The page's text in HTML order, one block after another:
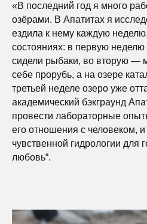
«В последний год я много
озёрами. В Апатитах я
ездила к нему каждую
состояниях: в первую неделю
сидели рыбаки, во вторую —
себе прорубь, а на озере
третьей неделе озеро уже
академический бэкграунд
провести лабораторные
его отношения с человеком,
чувственной гидрологии для
любовь“.